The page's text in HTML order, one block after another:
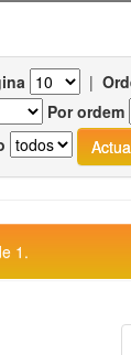
|
Por ordem
1.